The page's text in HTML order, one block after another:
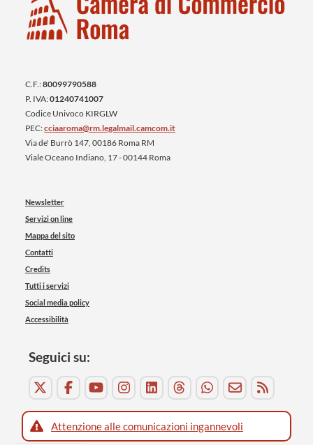
C.F.:80099790588
P. IVA:01240741007
Codice Univoco KIRGLW
PEC:cciaaroma@rm.legalmail.camcom.it
Via de' Burrò 147, 00186 Roma RM
Viale Oceano Indiano, 17 - 00144 Roma
Newsletter
Servizi on line
Mappa del sito
Contatti
Credits
Tutti i servizi
Social media policy
Accessibilità
Seguici su:
Attenzione alle comunicazioni ingannevoli